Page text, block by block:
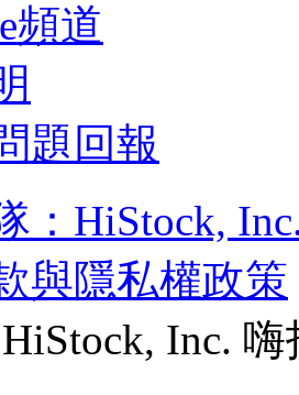
頻道
題回報
：HiStock,
與隱私權政策
Inc.